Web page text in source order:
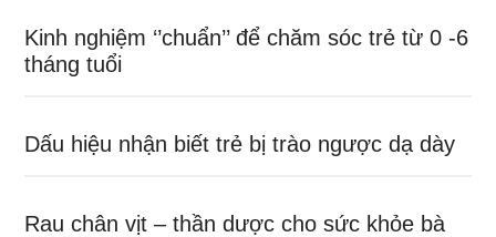
Kinh nghiệm ‘’chuẩn’’ để chăm sóc trẻ từ 0 -6
tháng tuổi
Dấu hiệu nhận biết trẻ bị trào ngược dạ dày
Rau chân vịt – thần dược cho sức khỏe bà